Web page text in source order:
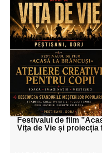
Adaugă
textul
textul
textul
Festivalul de film
Vița de Vie și proiecția